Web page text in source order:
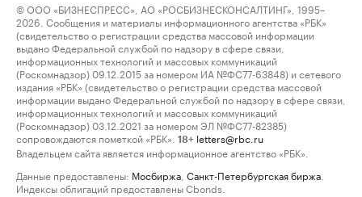
© ООО «БИЗНЕСПРЕСС», АО «РОСБИЗНЕСКОНСАЛТИНГ», 1995–
2026. Сообщения и материалы информационного агентства «РБК»
(свидетельство о регистрации средства массовой информации
выдано Федеральной службой по надзору в сфере связи,
информационных технологий и массовых коммуникаций
(Роскомнадзор) 09.12.2015 за номером ИА №ФС77-63848) и сетевого
издания «РБК» (свидетельство о регистрации средства массовой
информации выдано Федеральной службой по надзору в сфере связи,
информационных технологий и массовых коммуникаций
(Роскомнадзор) 03.12.2021 за номером ЭЛ №ФС77-82385)
сопровождаются пометкой «РБК».
18+ letters@rbc.ru
Владельцем сайта является информационное агентство «РБК».
Данные предоставлены: Мосбиржа Санкт-Петербургская биржа
Индексы облигаций предоставлены Cbonds.